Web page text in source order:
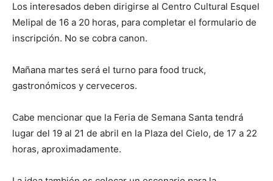
Los interesados deben dirigirse al Centro Cultural Esquel
Melipal de 16 a 20 horas, para completar el formulario de
inscripción. No se cobra canon.
Mañana martes será el turno para food truck,
gastronómicos y cerveceros.
Cabe mencionar que la Feria de Semana Santa tendrá
lugar del 19 al 21 de abril en la Plaza del Cielo, de 17 a 22
horas, aproximadamente.